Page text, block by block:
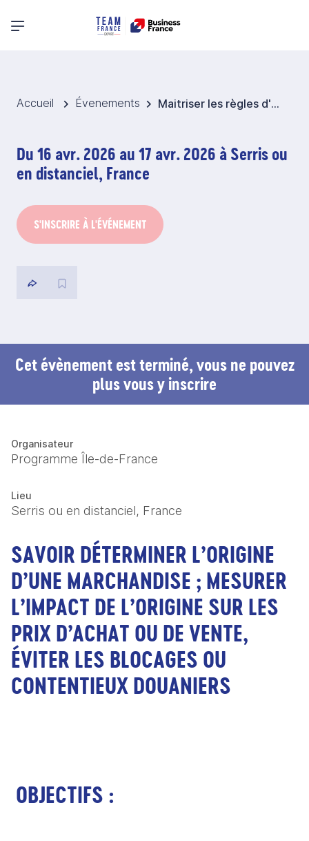
Menu principal
Accueil Évenements Maitriser les règles d'origine à l'import et à l'export
Du 16 avr. 2026 au 17 avr. 2026 à Serris ou
en distanciel, France
S'INSCRIRE À L'ÉVÉNEMENT
Cet évènement est terminé, vous ne pouvez
plus vous y inscrire
Organisateur
Programme Île-de-France
Lieu
Serris ou en distanciel, France
SAVOIR DÉTERMINER L’ORIGINE
D’UNE MARCHANDISE ; MESURER
L’IMPACT DE L’ORIGINE SUR LES
PRIX D’ACHAT OU DE VENTE,
ÉVITER LES BLOCAGES OU
CONTENTIEUX DOUANIERS
OBJECTIFS :